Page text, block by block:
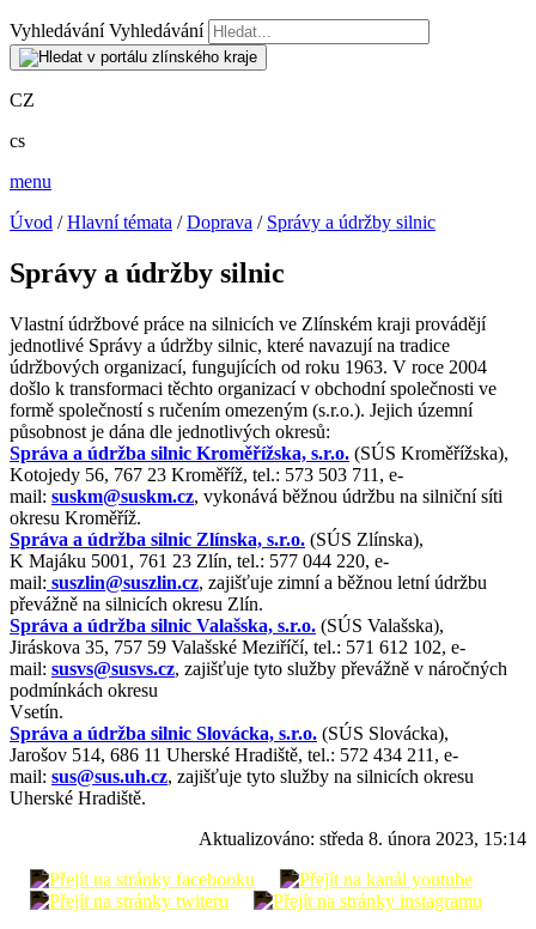
Vyhledávání Vyhledávání
CZ
cs
menu
Úvod /Hlavní témata /Doprava / Správy a údržby silnic
Správy a údržby silnic
Vlastní údržbové práce na silnicích ve Zlínském kraji provádějí
jednotlivé Správy a údržby silnic, které navazují na tradice
údržbových organizací, fungujících od roku 1963. V roce 2004
došlo k transformaci těchto organizací v obchodní společnosti ve
formě společností s ručením omezeným (s.r.o.). Jejich územní
působnost je dána dle jednotlivých okresů:
Správa a údržba silnic Kroměřížska, s.r.o. (SÚS Kroměřížska),
Kotojedy 56, 767 23 Kroměříž, tel.: 573 503 711, e-
mail: suskm@suskm.cz, vykonává běžnou údržbu na silniční síti
okresu Kroměříž.
Správa a údržba silnic Zlínska, s.r.o. (SÚS Zlínska),
K Majáku 5001, 761 23 Zlín, tel.: 577 044 220, e-
mail: suszlin@suszlin.cz, zajišťuje zimní a běžnou letní údržbu
převážně na silnicích okresu Zlín.
Správa a údržba silnic Valašska, s.r.o. (SÚS Valašska),
Jiráskova 35, 757 59 Valašské Meziříčí, tel.: 571 612 102, e-
mail: susvs@susvs.cz, zajišťuje tyto služby převážně v náročných
podmínkách okresu
Vsetín.
Správa a údržba silnic Slovácka, s.r.o. (SÚS Slovácka),
Jarošov 514, 686 11 Uherské Hradiště, tel.: 572 434 211, e-
mail: sus@sus.uh.cz, zajišťuje tyto služby na silnicích okresu
Uherské Hradiště.
Aktualizováno: středa 8. února 2023, 15:14